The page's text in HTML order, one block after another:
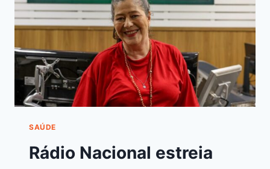
SAÚDE
Rádio Nacional estreia